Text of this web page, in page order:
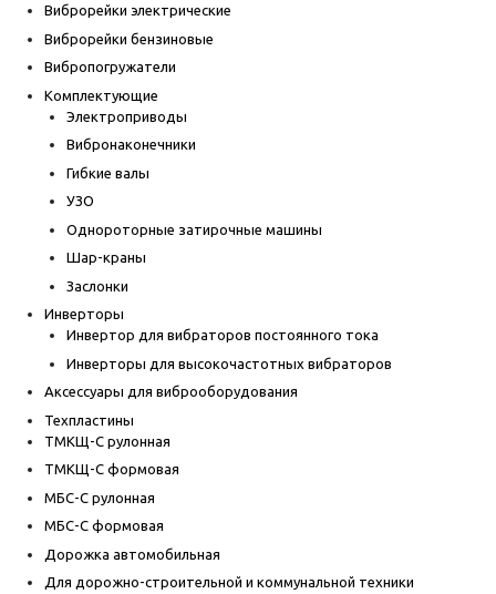
Виброрейки электрические
Виброрейки бензиновые
Вибропогружатели
Комплектующие
Электроприводы
Вибронаконечники
Гибкие валы
УЗО
Однороторные затирочные машины
Шар-краны
Заслонки
Инверторы
Инвертор для вибраторов постоянного тока
Инверторы для высокочастотных вибраторов
Аксессуары для виброоборудования
Техпластины
ТМКЩ-С рулонная
ТМКЩ-С формовая
МБС-С рулонная
МБС-С формовая
Дорожка автомобильная
Для дорожно-строительной и коммунальной техники